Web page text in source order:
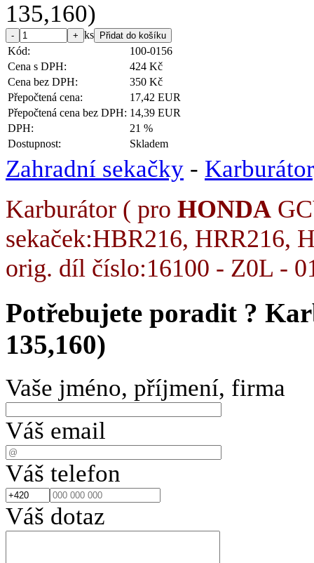
ks
Kód:
100-0156
Cena s DPH:
424 Kč
Cena bez DPH:
350 Kč
Přepočtená cena:
17,42 EUR
Přepočtená cena bez DPH: 14,39 EUR
DPH:
21 %
Dostupnost:
Skladem
Zahradní sekačky -
Karburátor ( pro HONDA
sekaček:HBR216, HRR216,
orig. díl číslo:16100 - Z0L -
Potřebujete poradit ?
135,160)
Vaše jméno, příjmení, firma
Váš email
Váš telefon
Váš dotaz